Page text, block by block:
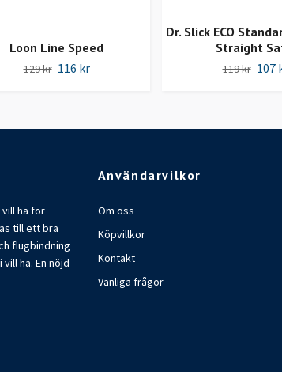
Loon Line Speed
129 kr 116 kr
Dr. Slick ECO
Straight
119 kr 107
ha för
till ett bra
flugbindning
ha. En nöjd
Användarvilkor
Om oss
Köpvillkor
Kontakt
Vanliga frågor